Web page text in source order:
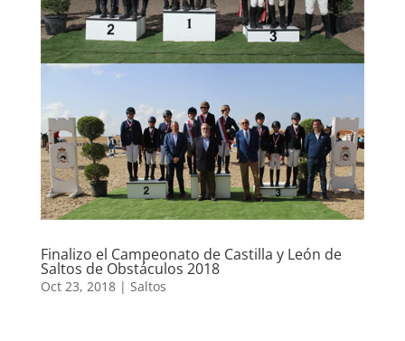
Finalizo el Campeonato de Castilla y León de
Saltos de Obstáculos 2018
Oct 23, 2018| Saltos